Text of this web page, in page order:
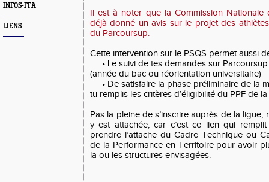
INFOS-FFA
LIENS
Il est à noter que la Commission Nationale
déjà donné un avis sur le projet des
du Parcoursup.
Cette intervention sur le PSQS permet aussi
• Le suivi de tes demandes sur
(année du bac ou réorientation universitaire)
• De satisfaire la phase préliminaire de la
tu remplis les critères d’éligibilité du PPF de la
Pas la pleine de s’inscrire auprès de la ligue,
y est attachée, car c’est ce lien qui
prendre l’attache du Cadre Technique ou
de la Performance en Territoire pour avoir
la ou les structures envisagées.